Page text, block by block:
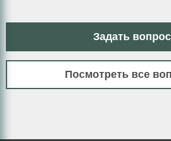
Задать вопрос
Посмотреть все